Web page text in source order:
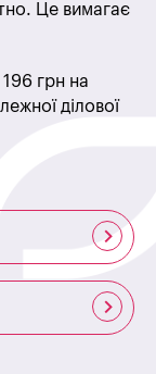
Це вимагає
грн на
ділової